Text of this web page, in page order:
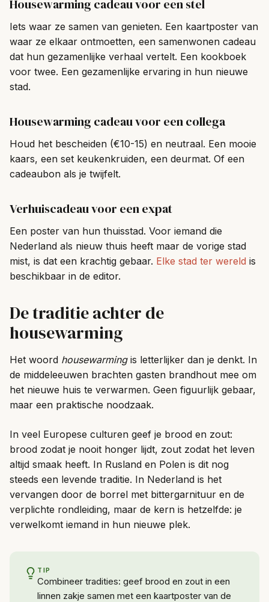
Housewarming cadeau voor een stel
Iets waar ze samen van genieten. Een kaartposter van
waar ze elkaar ontmoetten, een samenwonen cadeau
dat hun gezamenlijke verhaal vertelt. Een kookboek
voor twee. Een gezamenlijke ervaring in hun nieuwe
stad.
Housewarming cadeau voor een collega
Houd het bescheiden (€10-15) en neutraal. Een mooie
kaars, een set keukenkruiden, een deurmat. Of een
cadeaubon als je twijfelt.
Verhuiscadeau voor een expat
Een poster van hun thuisstad. Voor iemand die
Nederland als nieuw thuis heeft maar de vorige stad
mist, is dat een krachtig gebaar. Elke stad ter wereld is
beschikbaar in de editor.
De traditie achter de
housewarming
Het woord housewarmingis letterlijker dan je denkt. In
de middeleeuwen brachten gasten brandhout mee om
het nieuwe huis te verwarmen. Geen figuurlijk gebaar,
maar een praktische noodzaak.
In veel Europese culturen geef je brood en zout:
brood zodat je nooit honger lijdt, zout zodat het leven
altijd smaak heeft. In Rusland en Polen is dit nog
steeds een levende traditie. In Nederland is het
vervangen door de borrel met bittergarnituur en de
verplichte rondleiding, maar de kern is hetzelfde: je
verwelkomt iemand in hun nieuwe plek.
TIP
Combineer tradities: geef brood en zout in een
linnen zakje samen met een kaartposter van de